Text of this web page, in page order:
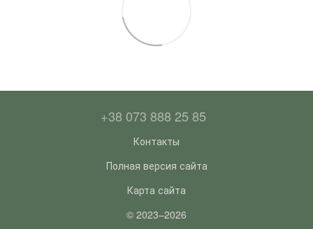
+38 073 888 25 85
Контакты
Полная версия сайта
Карта сайта
© 2023–2026